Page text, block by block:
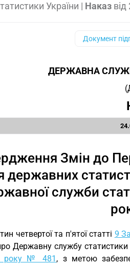
України | Наказ від
Документ
ДЕРЖАВНА
Змін до
державних
служби
четвертої та п'ятої статті 9
Державну службу статистики
року № 481 , з метою